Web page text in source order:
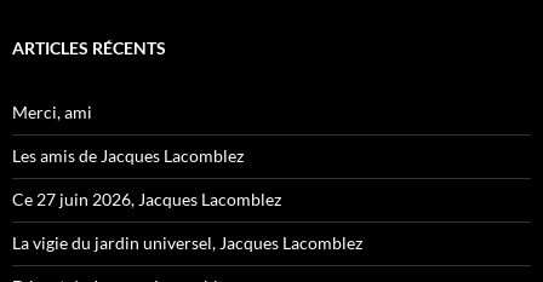
ARTICLES RÉCENTS
Merci, ami
Les amis de Jacques Lacomblez
Ce 27 juin 2026, Jacques Lacomblez
La vigie du jardin universel, Jacques Lacomblez